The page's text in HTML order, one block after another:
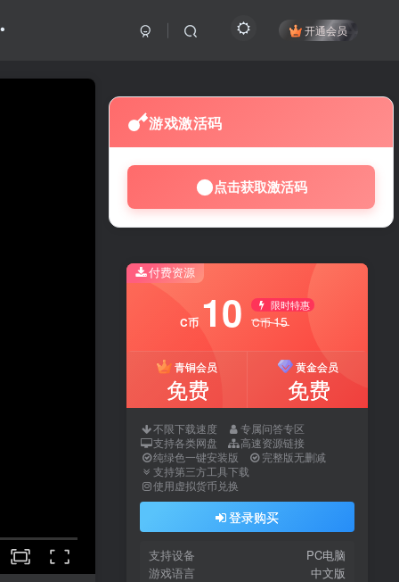
开通会员
游戏激活码
点击获取激活码
付费资源
C币 10 限时特惠
C币15
青铜会员
免费
黄金会员
免费
不限下载速度
专属问答专区
支持各类网盘
高速资源链接
纯绿色一键安装版
完整版无删减
支持第三方工具下载
使用虚拟货币兑换
登录购买
支持设备
PC电脑
游戏语言
中文版